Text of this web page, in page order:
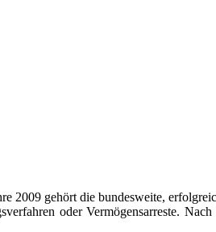
2009 gehört die bundesweite,
oder Vermögensarreste.